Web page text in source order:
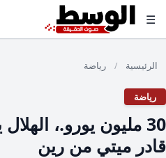
☰
الرئيسية / رياضة
رياضة
30 مليون يورو.،
قادر ميتي من رين